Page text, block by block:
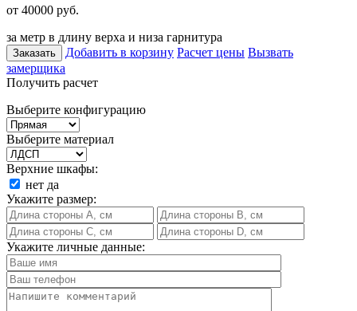
от 40000 руб.
за метр в длину верха и низа гарнитура
Заказать Добавить в корзину Расчет цены Вызвать
замерщика
Получить расчет
Выберите конфигурацию
Выберите материал
Верхние шкафы:
нет да
Укажите размер:
Укажите личные данные: